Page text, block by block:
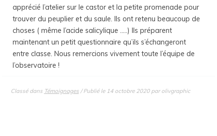
apprécié l’atelier sur le castor et la petite promenade pour
trouver du peuplier et du saule. Ils ont retenu beaucoup de
choses ( même l’acide salicylique …..) Ils préparent
maintenant un petit questionnaire qu’ils s’échangeront
entre classe. Nous remercions vivement toute l’équipe de
l’observatoire !
Classé dans Témoignages/ Publié le 14 octobre 2020 par olivgraphic